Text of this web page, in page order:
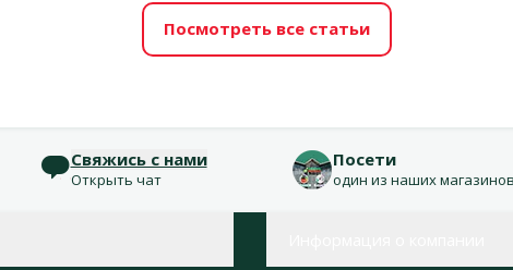
Посмотреть все статьи
Свяжись с нами
Открыть чат
Посети
один из наших